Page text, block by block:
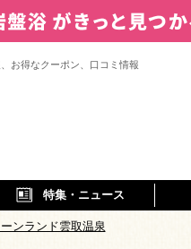
お得なクーポン、口コミ情報
特集・ニュース
ンランド雲取温泉